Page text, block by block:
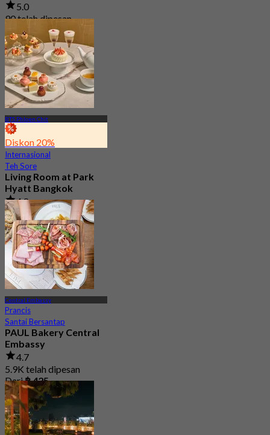
5.0
90 telah dipesan
Dari฿ 980
BTS Phloen Chit
Diskon 20%
Internasional
Teh Sore
Living Room at Park
Hyatt Bangkok
4.8
171 telah dipesan
Dari฿ 1,412.5
Central Embassy
Prancis
Santai Bersantap
PAUL Bakery Central
Embassy
4.7
5.9K telah dipesan
Dari฿ 425